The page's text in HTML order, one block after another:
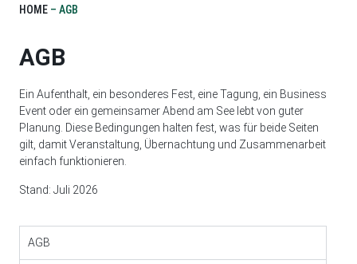
HOME – AGB
AGB
Ein Aufenthalt, ein besonderes Fest, eine Tagung, ein Business
Event oder ein gemeinsamer Abend am See lebt von guter
Planung. Diese Bedingungen halten fest, was für beide Seiten
gilt, damit Veranstaltung, Übernachtung und Zusammenarbeit
einfach funktionieren.
Stand: Juli 2026
AGB